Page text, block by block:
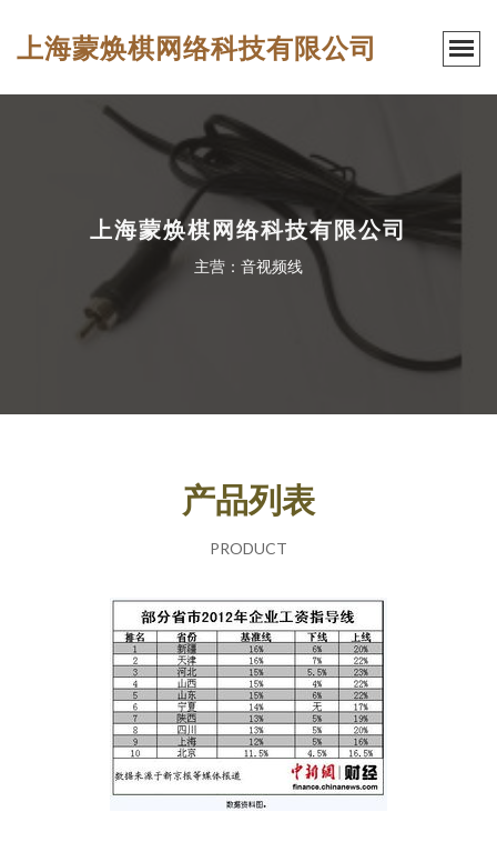
上海蒙焕棋网络科技有限公司
上海蒙焕棋网络科技有限公司
主营：音视频线
产品列表
PRODUCT